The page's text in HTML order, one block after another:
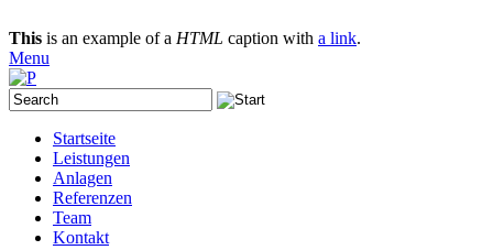
This is an example of a HTML caption with a link.
Menu
Startseite
Leistungen
Anlagen
Referenzen
Team
Kontakt